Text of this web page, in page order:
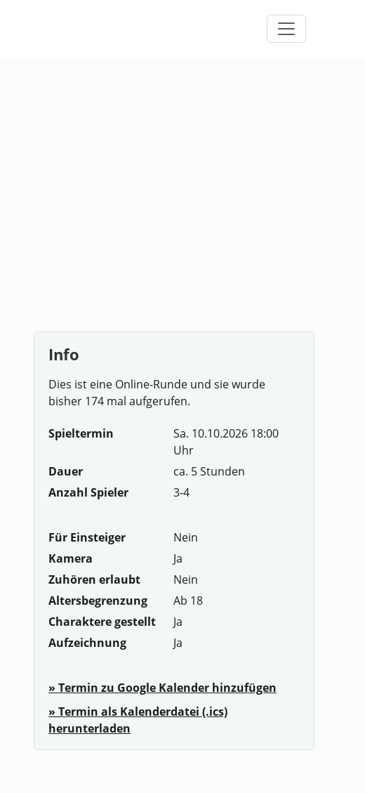
Info
Dies ist eine Online-Runde und sie wurde
bisher 174 mal aufgerufen.
Spieltermin
Sa. 10.10.2026 18:00
Uhr
Dauer
ca. 5 Stunden
Anzahl Spieler
3-4
Für Einsteiger
Nein
Kamera
Ja
Zuhören erlaubt
Nein
Altersbegrenzung
Ab 18
Charaktere gestellt
Ja
Aufzeichnung
Ja
» Termin zu Google Kalender hinzufügen
» Termin als Kalenderdatei (.ics)
herunterladen